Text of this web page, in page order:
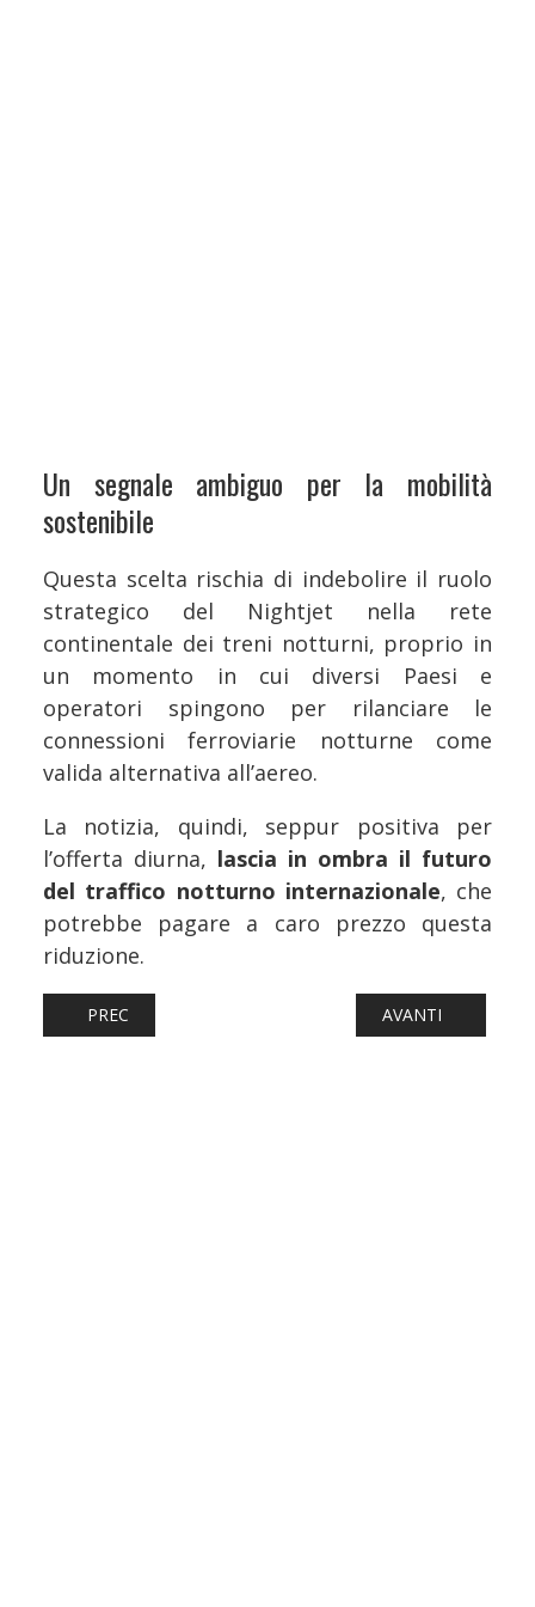
Un segnale ambiguo per la mobilità
sostenibile
Questa scelta rischia di indebolire il ruolo
strategico del Nightjet nella rete
continentale dei treni notturni, proprio in
un momento in cui diversi Paesi e
operatori spingono per rilanciare le
connessioni ferroviarie notturne come
valida alternativa all’aereo.
La notizia, quindi, seppur positiva per
l’offerta diurna, lascia in ombra il futuro
del traffico notturno internazionale, che
potrebbe pagare a caro prezzo questa
riduzione.
ARTICOLO PRECEDENTE: FERROVIE: MODIFICHE ALLA
PREC ARTICOLO
AVANTI